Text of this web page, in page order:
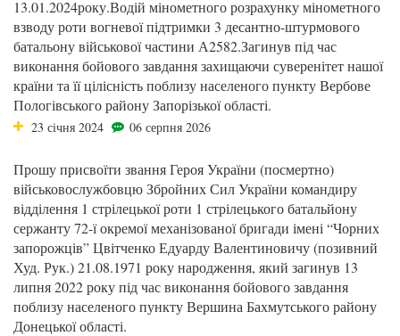
13.01.2024року.Водій мінометного розрахунку мінометного
взводу роти вогневої підтримки 3 десантно-штурмового
батальону військової частини А2582.Загинув під час
виконання бойового завдання захищаючи суверенітет нашої
країни та її цілісність поблизу населеного пункту Вербове
Пологівського району Запорізької області.
23 січня 2024 06 серпня 2026
Прошу присвоїти звання Героя України (посмертно)
військовослужбовцю Збройних Сил України командиру
відділення 1 стрілецької роти 1 стрілецького батальйону
сержанту 72-ї окремої механізованої бригади імені “Чорних
запорожців” Цвітченко Едуарду Валентиновичу (позивний
Худ. Рук.) 21.08.1971 року народження, який загинув 13
липня 2022 року під час виконання бойового завдання
поблизу населеного пункту Вершина Бахмутського району
Донецької області.